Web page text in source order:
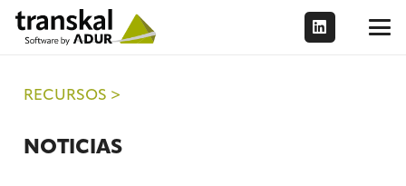
RECURSOS >
NOTICIAS